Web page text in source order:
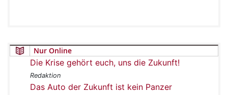
Nur Online
Die Krise gehört euch, uns die Zukunft!
Redaktion
Das Auto der Zukunft ist kein Panzer